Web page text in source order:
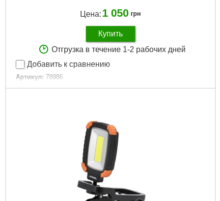
Цена: 1 050 грн
Купить
Отгрузка в течение 1-2 рабочих дней
Добавить к сравнению
Артикул: 78986
Код товара: 29.36.22